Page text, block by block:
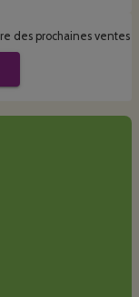
des prochaines ventes